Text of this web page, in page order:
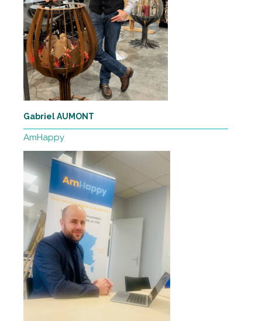
Gabriel AUMONT
AmHappy